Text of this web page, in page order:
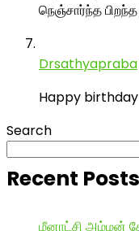
நெஞ்சார்ந்த
Drsathyapraba
Happy birthday
Search
Recent Posts
மீனாட்சி அம்மன்